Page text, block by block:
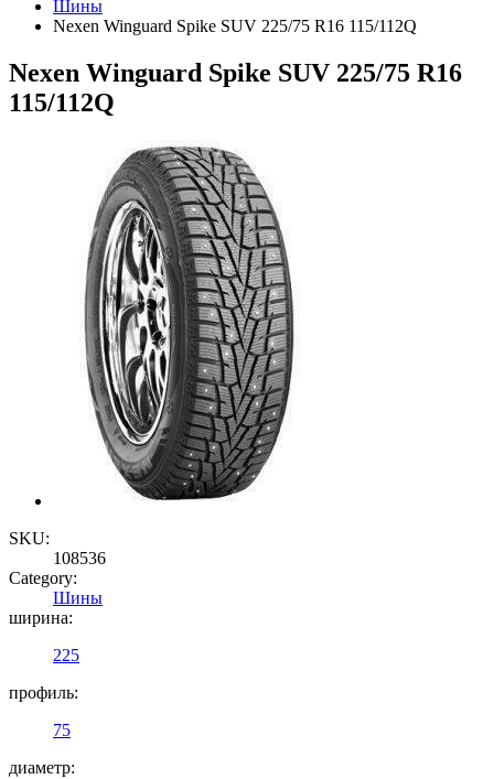
Шины
Nexen Winguard Spike SUV 225/75 R16 115/112Q
Nexen Winguard Spike SUV 225/75 R16
115/112Q
SKU:
108536
Category:
Шины
ширина:
225
профиль:
75
диаметр: